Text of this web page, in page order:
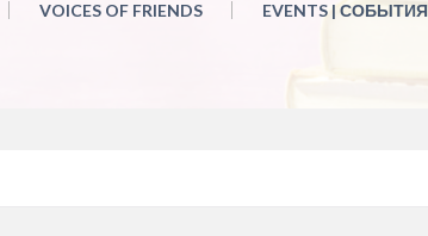
VOICES OF FRIENDS EVENTS | СОБЫТИЯ